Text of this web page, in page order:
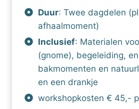
Duur: Twee dagdelen
afhaalmoment)
Inclusief: Materialen
(gnome), begeleiding,
bakmomenten en
en een drankje
workshopkosten € 45,-